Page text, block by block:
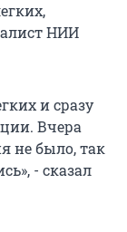
НИИ
и сразу
Вчера
не было, так
- сказал